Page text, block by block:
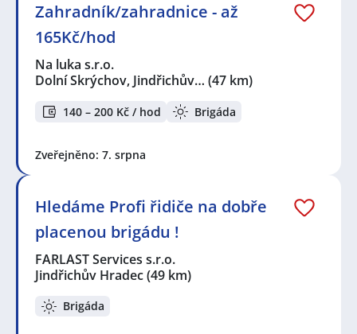
Zahradník/zahradnice - až
165Kč/hod
Na luka s.r.o.
Dolní Skrýchov, Jindřichův… (47 km)
140 – 200 Kč / hod Brigáda
Zveřejněno: 7. srpna
Hledáme Profi řidiče na dobře
placenou brigádu !
FARLAST Services s.r.o.
Jindřichův Hradec(49 km)
Brigáda